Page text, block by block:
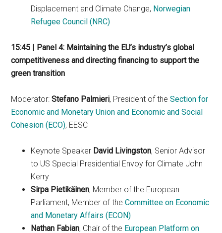
Displacement and Climate Change, Norwegian
Refugee Council (NRC)
15:45 | Panel 4: Maintaining the EU’s industry’s global
competitiveness and directing financing to support the
green transition
Moderator:Stefano Palmieri, President of theSection for
Economic and Monetary Union and Economic and Social
Cohesion (ECO), EESC
Keynote Speaker David Livingston, Senior Advisor
to US Special Presidential Envoy for Climate John
Kerry
Sirpa Pietikäinen, Member of the European
Parliament, Member of theCommittee on Economic
and Monetary Affairs (ECON)
Nathan Fabian, Chair of the European Platform on